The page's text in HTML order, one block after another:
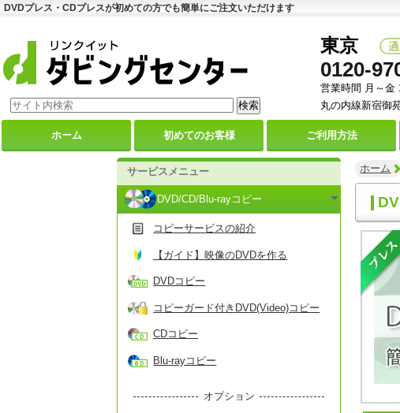
DVDプレス・CDプレスが初めての方でも簡単にご注文いただけます
東京
0120-
営業時間 月～金
丸の内線新宿御
ホーム 初めてのお客様 ご利用方法
サービスメニュー
DVD/CD/Blu-rayコピー
コピーサービスの紹介
【ガイド】映像のDVDを作る
DVDコピー
コピーガード付きDVD(Video)コピー
CDコピー
Blu-rayコピー
オプション
ホーム